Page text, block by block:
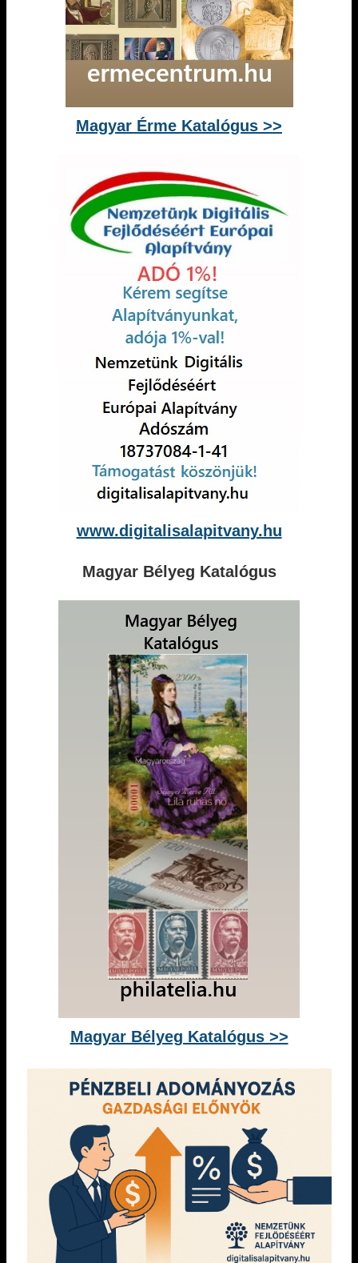
Magyar Érme Katalógus >>
www.digitalisalapitvany.hu
Magyar Bélyeg Katalógus
Magyar Bélyeg Katalógus >>